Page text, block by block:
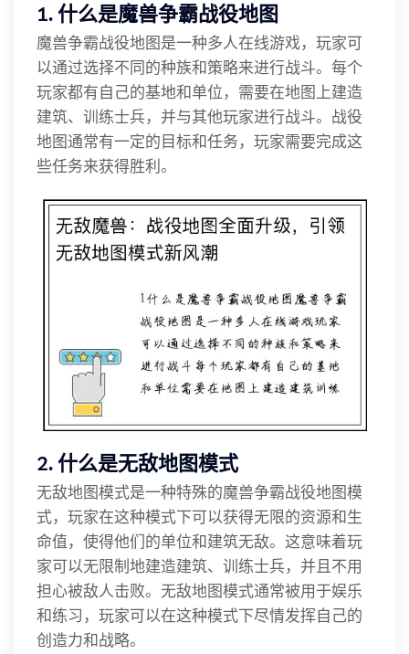
1. 什么是魔兽争霸战役地图
魔兽争霸战役地图是一种多人在线游戏，玩家可
以通过选择不同的种族和策略来进行战斗。每个
玩家都有自己的基地和单位，需要在地图上建造
建筑、训练士兵，并与其他玩家进行战斗。战役
地图通常有一定的目标和任务，玩家需要完成这
些任务来获得胜利。
2. 什么是无敌地图模式
无敌地图模式是一种特殊的魔兽争霸战役地图模
式，玩家在这种模式下可以获得无限的资源和生
命值，使得他们的单位和建筑无敌。这意味着玩
家可以无限制地建造建筑、训练士兵，并且不用
担心被敌人击败。无敌地图模式通常被用于娱乐
和练习，玩家可以在这种模式下尽情发挥自己的
创造力和战略。